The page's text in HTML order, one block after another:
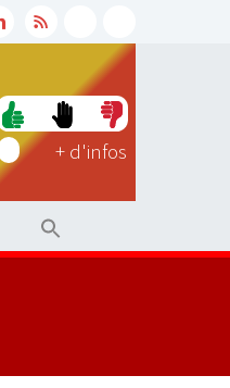
+ d'infos